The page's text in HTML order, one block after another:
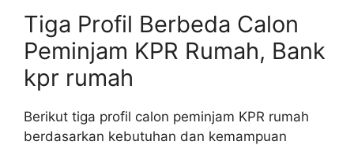
Tiga Profil Berbeda Calon
Peminjam KPR Rumah, Bank
kpr rumah
Berikut tiga profil calon peminjam KPR rumah
berdasarkan kebutuhan dan kemampuan